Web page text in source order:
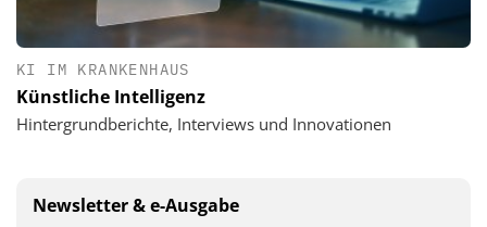
KI IM KRANKENHAUS
Künstliche Intelligenz
Hintergrundberichte, Interviews und Innovationen
Newsletter & e-Ausgabe